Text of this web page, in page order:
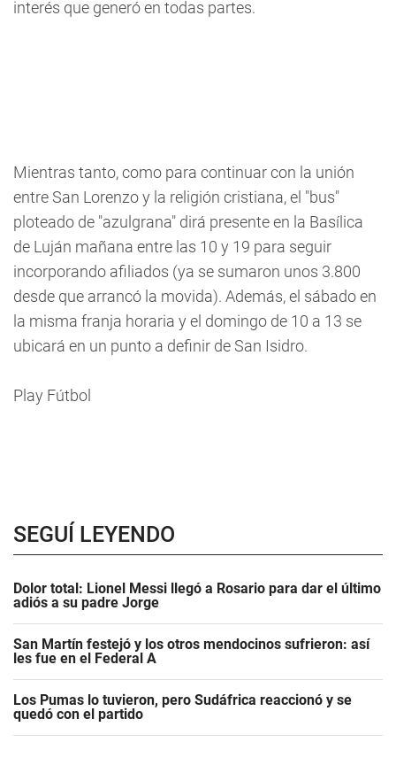
interés que generó en todas partes.
Mientras tanto, como para continuar con la unión
entre San Lorenzo y la religión cristiana, el "bus"
ploteado de "azulgrana" dirá presente en la Basílica
de Luján mañana entre las 10 y 19 para seguir
incorporando afiliados (ya se sumaron unos 3.800
desde que arrancó la movida). Además, el sábado en
la misma franja horaria y el domingo de 10 a 13 se
ubicará en un punto a definir de San Isidro.
Play Fútbol
SEGUÍ LEYENDO
Dolor total: Lionel Messi llegó a Rosario para dar el último
adiós a su padre Jorge
San Martín festejó y los otros mendocinos sufrieron: así
les fue en el Federal A
Los Pumas lo tuvieron, pero Sudáfrica reaccionó y se
quedó con el partido